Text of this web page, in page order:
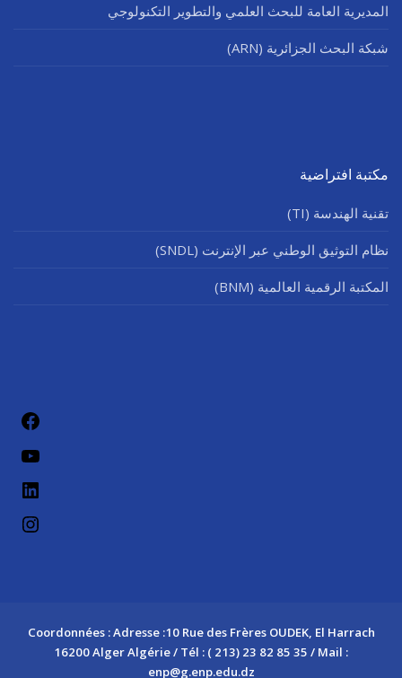
المديرية العامة للبحث العلمي والتطوير التكنولوجي
شبكة البحث الجزائرية (ARN)
مكتبة افتراضية
تقنية الهندسة (TI)
نظام التوثيق الوطني عبر الإنترنت (SNDL)
المكتبة الرقمية العالمية (BNM)
لينكد إن
Coordonnées : Adresse :10 Rue des Frères OUDEK, El Harrach
16200 Alger Algérie / Tél : ( 213) 23 82 85 35 / Mail :
enp@g.enp.edu.dz